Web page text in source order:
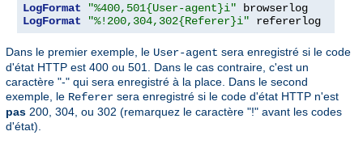
LogFormat "%400,501{User-agent}i"
LogFormat
"%!200,304,302{Referer}i" refererlog
Dans le premier exemple, le User-agent sera enregistré si le code
d'état HTTP est 400 ou 501. Dans le cas contraire, c'est un
caractère "-" qui sera enregistré à la place. Dans le second
exemple, le Referer sera enregistré si le code d'état HTTP n'est
pas 200, 304, ou 302 (remarquez le caractère "!" avant les codes
d'état).